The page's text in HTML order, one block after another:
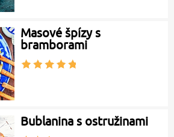
Masové špízy s
bramborami
Bublanina s ostružinami